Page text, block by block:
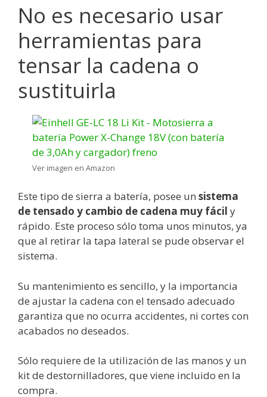
No es necesario usar
herramientas para
tensar la cadena o
sustituirla
Ver imagen en Amazon
Este tipo de sierra a batería, posee un sistema
de tensado y cambio de cadena muy fácil y
rápido. Este proceso sólo toma unos minutos, ya
que al retirar la tapa lateral se pude observar el
sistema.
Su mantenimiento es sencillo, y la importancia
de ajustar la cadena con el tensado adecuado
garantiza que no ocurra accidentes, ni cortes con
acabados no deseados.
Sólo requiere de la utilización de las manos y un
kit de destornilladores, que viene incluido en la
compra.